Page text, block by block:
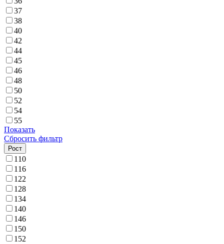
37
38
40
42
44
45
46
48
50
52
54
55
Показать
Сбросить фильтр
Рост
110
116
122
128
134
140
146
150
152